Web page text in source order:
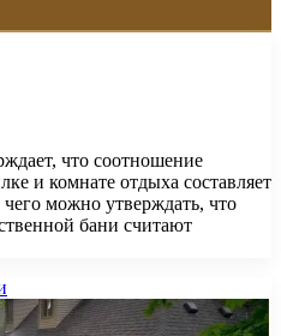
что соотношение
и комнате отдыха составляет
можно утверждать, что
бани считают